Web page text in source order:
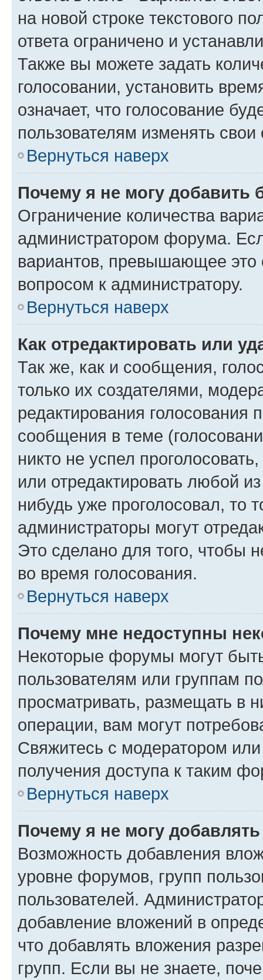
на новой строке текстового
ответа ограничено и
Также вы можете задать
голосовании, установить
означает, что голосование
пользователям изменять свои
Вернуться наверх
Почему я не могу добавить
Ограничение количества
администратором форума.
вариантов, превышающее это
вопросом к администратору.
Вернуться наверх
Как отредактировать или
Так же, как и сообщения,
только их создателями,
редактирования голосования
сообщения в теме
никто не успел
или отредактировать любой
нибудь уже проголосовал, то
администраторы могут
Это сделано для того, чтобы
во время голосования.
Вернуться наверх
Почему мне недоступны
Некоторые форумы могут
пользователям или группам
просматривать, размещать в
операции, вам могут
Свяжитесь с модератором
получения доступа к таким
Вернуться наверх
Почему я не могу
Возможность добавления
уровне форумов, групп
пользователей.
добавление вложений в
что добавлять вложения
групп. Если вы не знаете,